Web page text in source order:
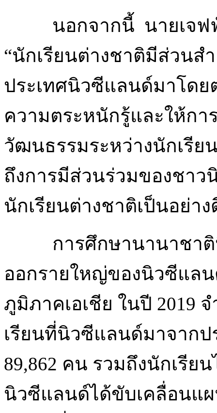
นอกจากนี้ นายเจฟ
“นักเรียนต่างชาติมีส่วนส
ประเทศนิวซีแลนด์มาโดย
ความตระหนักรู้และให้ก
วัฒนธรรมระหว่างนักเรีย
ถึงการมีส่วนร่วมของชา
นักเรียนต่างชาติเป็นอย่าง
การศึกษานานาชา
ออกรายใหญ่ของนิวซีแลน
ภูมิภาคเอเชีย ในปี 2019
เรียนที่นิวซีแลนด์มาจากป
89,862 คน รวมถึงนักเรีย
นิวซีแลนด์ได้ขับเคลื่อนแ